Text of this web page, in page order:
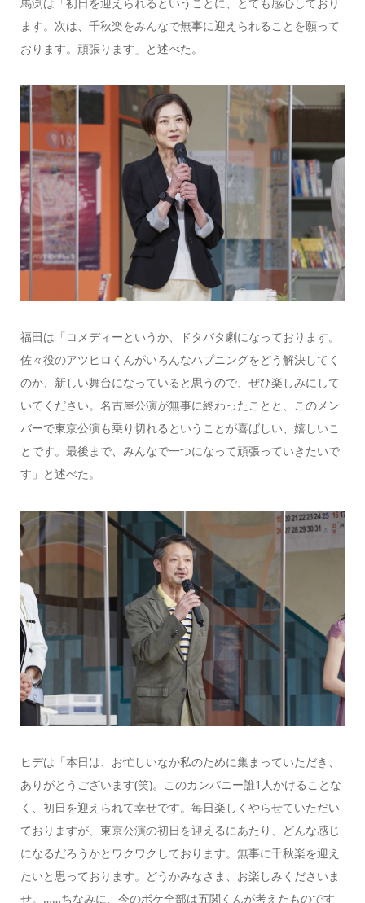
ます。次は、千秋楽をみんなで無事に迎えられることを願って
おります。頑張ります」と述べた。
福田は「コメディーというか、ドタバタ劇になっております。
佐々役のアツヒロくんがいろんなハプニングをどう解決してく
のか、新しい舞台になっていると思うので、ぜひ楽しみにして
いてください。名古屋公演が無事に終わったことと、このメン
バーで東京公演も乗り切れるということが喜ばしい、嬉しいこ
とです。最後まで、みんなで一つになって頑張っていきたいで
す」と述べた。
ヒデは「本日は、お忙しいなか私のために集まっていただき、
ありがとうございます(笑)。このカンパニー誰1人かけることな
く、初日を迎えられて幸せです。毎日楽しくやらせていただい
ておりますが、東京公演の初日を迎えるにあたり、どんな感じ
になるだろうかとワクワクしております。無事に千秋楽を迎え
たいと思っております。どうかみなさま、お楽しみくださいま
せ。……ちなみに、今のボケ全部は五関くんが考えたものです